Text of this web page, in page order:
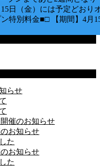
日（金）には予定どおり
特別料金■□ 【期間】4月
らせ
催のお知らせ
お知らせ
た
お知らせ
た